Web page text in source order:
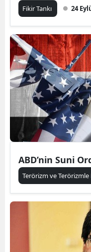
Fikir Tankı 24
ABD’nin Suni
Terörizm ve